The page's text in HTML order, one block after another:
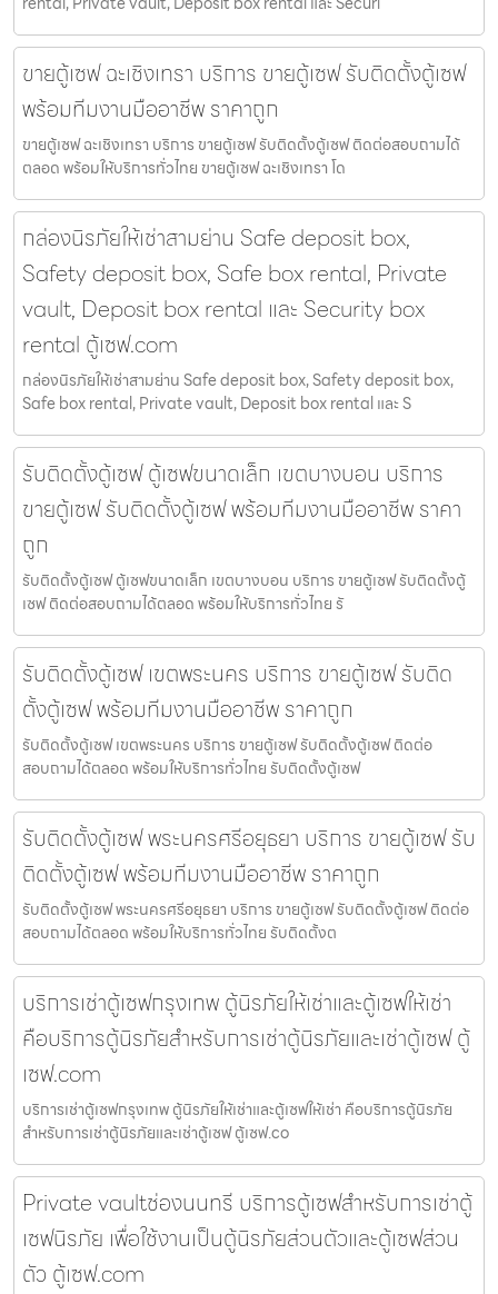
ขายตู้เซฟ ฉะเชิงเทรา บริการ ขายตู้เซฟ รับติดตั้งตู้เซฟ
พร้อมทีมงานมืออาชีพ ราคาถูก
ขายตู้เซฟ ฉะเชิงเทรา บริการ ขายตู้เซฟ รับติดตั้งตู้เซฟ ติดต่อสอบถามได้
ตลอด พร้อมให้บริการทั่วไทย ขายตู้เซฟ ฉะเชิงเทรา โด
กล่องนิรภัยให้เช่าสามย่าน Safe deposit box,
Safety deposit box, Safe box rental, Private
vault, Deposit box rental และ Security box
rental ตู้เซฟ.com
กล่องนิรภัยให้เช่าสามย่าน Safe deposit box, Safety deposit box,
Safe box rental, Private vault, Deposit box rental และ S
รับติดตั้งตู้เซฟ ตู้เซฟขนาดเล็ก เขตบางบอน บริการ
ขายตู้เซฟ รับติดตั้งตู้เซฟ พร้อมทีมงานมืออาชีพ ราคา
ถูก
รับติดตั้งตู้เซฟ ตู้เซฟขนาดเล็ก เขตบางบอน บริการ ขายตู้เซฟ รับติดตั้งตู้
เซฟ ติดต่อสอบถามได้ตลอด พร้อมให้บริการทั่วไทย รั
รับติดตั้งตู้เซฟ เขตพระนคร บริการ ขายตู้เซฟ รับติด
ตั้งตู้เซฟ พร้อมทีมงานมืออาชีพ ราคาถูก
รับติดตั้งตู้เซฟ เขตพระนคร บริการ ขายตู้เซฟ รับติดตั้งตู้เซฟ ติดต่อ
สอบถามได้ตลอด พร้อมให้บริการทั่วไทย รับติดตั้งตู้เซฟ
รับติดตั้งตู้เซฟ พระนครศรีอยุธยา บริการ ขายตู้เซฟ รับ
ติดตั้งตู้เซฟ พร้อมทีมงานมืออาชีพ ราคาถูก
รับติดตั้งตู้เซฟ พระนครศรีอยุธยา บริการ ขายตู้เซฟ รับติดตั้งตู้เซฟ ติดต่อ
สอบถามได้ตลอด พร้อมให้บริการทั่วไทย รับติดตั้งต
บริการเช่าตู้เซฟกรุงเทพ ตู้นิรภัยให้เช่าและตู้เซฟให้เช่า
คือบริการตู้นิรภัยสำหรับการเช่าตู้นิรภัยและเช่าตู้เซฟ ตู้
เซฟ.com
บริการเช่าตู้เซฟกรุงเทพ ตู้นิรภัยให้เช่าและตู้เซฟให้เช่า คือบริการตู้นิรภัย
สำหรับการเช่าตู้นิรภัยและเช่าตู้เซฟ ตู้เซฟ.co
Private vaultช่องนนทรี บริการตู้เซฟสำหรับการเช่าตู้
เซฟนิรภัย เพื่อใช้งานเป็นตู้นิรภัยส่วนตัวและตู้เซฟส่วน
ตัว ตู้เซฟ.com